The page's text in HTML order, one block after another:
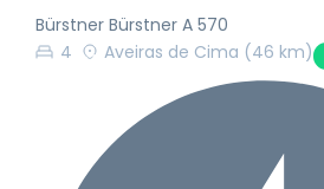
Bürstner Bürstner A 570
4
Aveiras de Cima (46 km)